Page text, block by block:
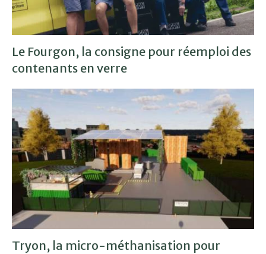
Le Fourgon, la consigne pour réemploi des
contenants en verre
Tryon, la micro-méthanisation pour